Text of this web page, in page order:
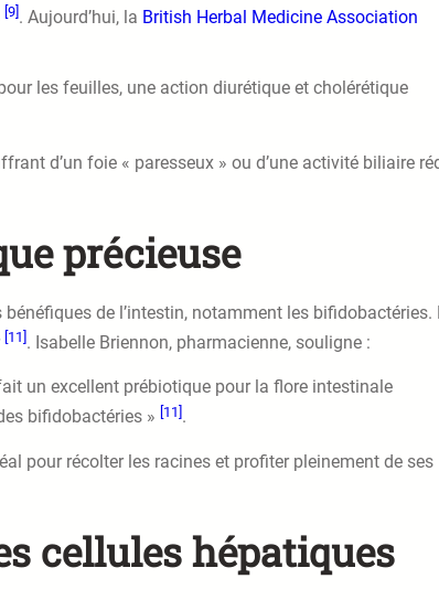
[9] . Aujourd’hui, la British Herbal Medicine Association
les feuilles, une action diurétique et cholérétique
d’un foie « paresseux » ou d’une activité biliaire
précieuse
de l’intestin, notamment les bifidobactéries.
[11] . Isabelle Briennon, pharmacienne, souligne :
un excellent prébiotique pour la flore intestinale
bifidobactéries » [11].
pour récolter les racines et profiter pleinement de ses
cellules hépatiques